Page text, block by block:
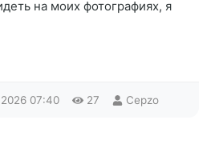
на моих фотографиях, я
07:40 27 Cepzo